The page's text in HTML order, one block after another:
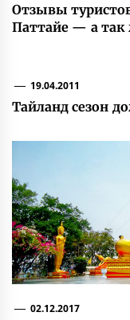
Отзывы
Паттайе — а так
19.04.2011
Тайланд сезон
02.12.2017